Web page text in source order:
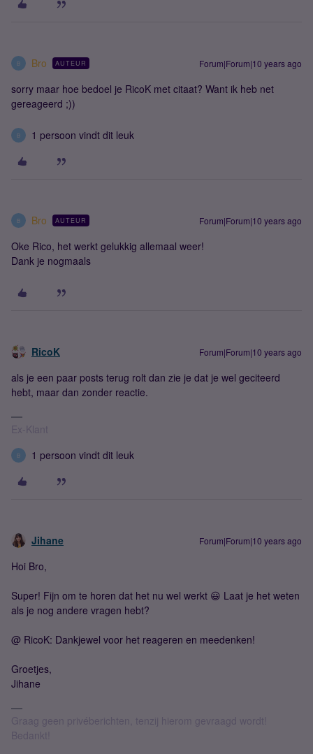
B Bro AUTEUR Forum|Forum|10 years ago
sorry maar hoe bedoel je RicoK met citaat? Want ik heb net
gereageerd ;))
B 1 persoon vindt dit leuk
B Bro AUTEUR Forum|Forum|10 years ago
Oke Rico, het werkt gelukkig allemaal weer!
Dank je nogmaals
RicoK Forum|Forum|10 years ago
als je een paar posts terug rolt dan zie je dat je wel geciteerd
hebt, maar dan zonder reactie.
Ex-Klant
B 1 persoon vindt dit leuk
Jihane Forum|Forum|10 years ago
Hoi Bro,
Super! Fijn om te horen dat het nu wel werkt 😃 Laat je het weten
als je nog andere vragen hebt?
@ RicoK: Dankjewel voor het reageren en meedenken!
Groetjes,
Jihane
Graag geen privéberichten, tenzij hierom gevraagd wordt!
Bedankt!